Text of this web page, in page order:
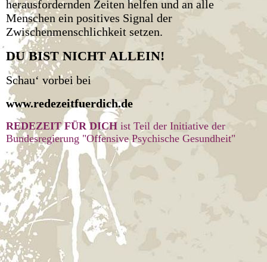
herausfordernden Zeiten helfen und an alle
Menschen ein positives Signal der
Zwischenmenschlichkeit setzen.
DU BIST NICHT ALLEIN!
Schau‘ vorbei bei
www.redezeitfuerdich.de
REDEZEIT FÜR DICH ist Teil der Initiative der
Bundesregierung "Offensive Psychische Gesundheit"